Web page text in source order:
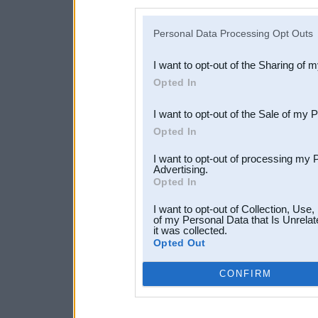
Downstream Participants
third parties.
Personal Data Processing Opt Outs
I want to opt-out of the Sharing of
Opted In
I want to opt-out of the Sale of my
Opted In
I want to opt-out of processing my
Advertising.
Opted In
I want to opt-out of Collection,
of my Personal Data that Is
it was collected.
Opted Out
CONFIRM